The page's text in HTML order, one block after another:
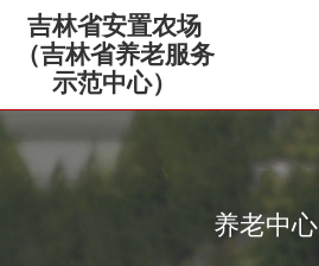
吉林省安置农场
（吉林省养老服务
示范中心）
养老中心